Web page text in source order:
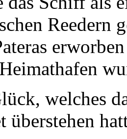
Reedern
welches
überstehen